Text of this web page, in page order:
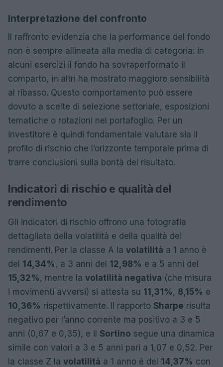
Interpretazione del confronto
Il raffronto evidenzia che la performance del fondo
non è sempre allineata alla media di categoria: in
alcuni esercizi il fondo ha sovraperformato il
comparto, in altri ha mostrato maggiore sensibilità
al ribasso. Questo comportamento può essere
dovuto a scelte di selezione settoriale, esposizioni
tematiche o rotazioni nel portafoglio. Per un
investitore è quindi fondamentale valutare sia il
profilo di rischio che l’orizzonte temporale prima di
trarre conclusioni sulla bontà del risultato.
Indicatori di rischio e qualità del
rendimento
Gli indicatori di rischio offrono una fotografia
dettagliata della volatilità e della qualità dei
rendimenti. Per la classe A la volatilità a 1 anno è
del 14,34% , a 3 anni del 12,98% e a 5 anni del
15,32% , mentre la volatilità negativa (che misura
i movimenti avversi) si attesta su 11,31% , 8,15% e
10,36% rispettivamente. Il rapporto Sharpe risulta
negativo per l’anno corrente ma positivo a 3 e 5
anni (0,67 e 0,35), e il Sortino segue una dinamica
simile con valori a 3 e 5 anni pari a 1,07 e 0,52. Per
la classe Z la volatilità a 1 anno è del 14,37% con